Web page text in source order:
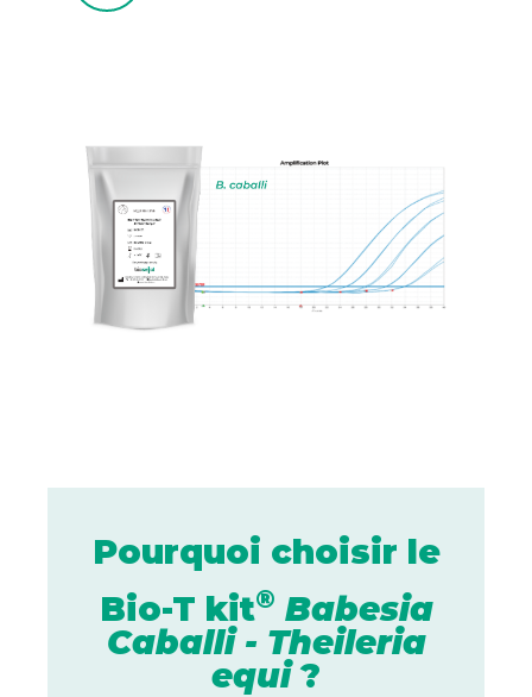
Pourquoi choisir le
Bio-T kit® Babesia
Caballi - Theileria
equi?